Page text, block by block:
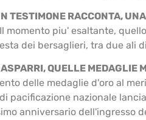
TESTIMONE RACCONTA,
momento piu' esaltante,
dei bersaglieri, tra due ali
QUELLE MEDAGLIE
delle medaglie d'oro al
pacificazione nazionale
anniversario dell'ingresso